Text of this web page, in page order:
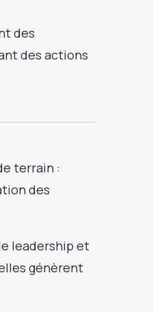
des
des actions
terrain :
des
leadership et
génèrent